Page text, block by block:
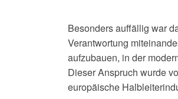
Besonders auffällig war
Verantwortung
aufzubauen, in der
Dieser Anspruch wurde
europäische